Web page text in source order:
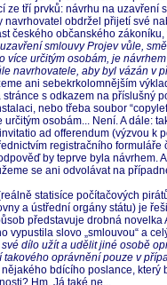
ze tří prvků: návrhu na uzavření
navrhovatel obdržel přijetí své
českého občanského
smlouvy Projev vůle,
více určitým osobám, je
navrhovatele, aby byl vázán v
ani sebekrkolomnějším
s odkazem na příslušný
nebo třeba soubor
určitým osobám... Není. A dále:
ad offerendum (výzvou k
registračního
by teprve byla návrhem.
se ani odvolávat na
statisíce počítačových
a ústřední orgány státu) je
představuje drobná
vypustila slovo „smlouvou“ a
dílo užít a udělit jiné osobě
takového oprávnění pouze v
bdícího poslance, který
Hm. Já také ne...